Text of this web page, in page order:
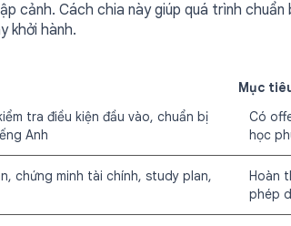
cảnh. Cách chia này giúp quá trình chuẩn
khởi hành.
Mục
tra điều kiện đầu vào, chuẩn bị
Anh
Có
học
chứng minh tài chính, study plan,
Hoàn
phép